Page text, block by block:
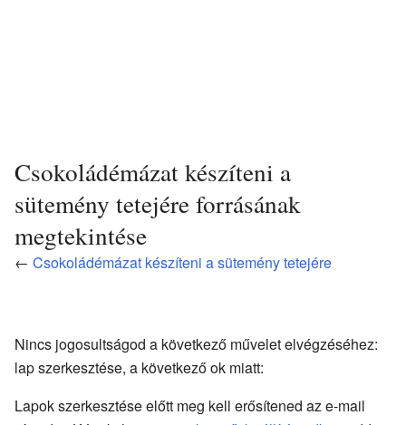
Csokoládémázat készíteni a
sütemény tetejére forrásának
megtekintése
← Csokoládémázat készíteni a sütemény tetejére
Nincs jogosultságod a következő művelet elvégzéséhez:
lap szerkesztése, a következő ok miatt:
Lapok szerkesztése előtt meg kell erősítened az e-mail